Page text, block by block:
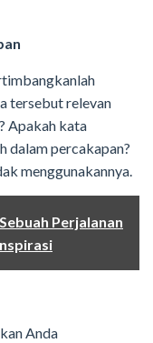
tersebut relevan
Apakah kata
dalam percakapan?
menggunakannya.
Perjalanan
Anda